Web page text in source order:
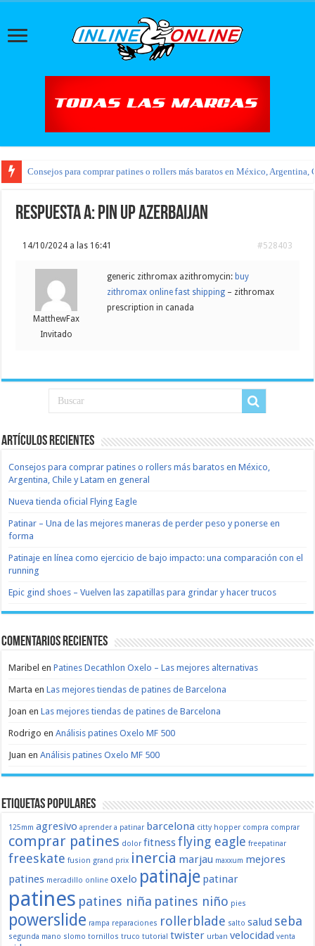
Consejos para comprar patines o rollers más baratos en México, Argentina,
Respuesta a: pin up azerbaijan
14/10/2024 a las 16:41 #528403
MatthewFax
Invitado
generic zithromax azithromycin: buy
zithromax online fast shipping – zithromax
prescription in canada
Artículos recientes
Consejos para comprar patines o rollers más baratos en México,
Argentina, Chile y Latam en general
Nueva tienda oficial Flying Eagle
Patinar – Una de las mejores maneras de perder peso y ponerse en
forma
Patinaje en línea como ejercicio de bajo impacto: una comparación con el
running
Epic gind shoes – Vuelven las zapatillas para grindar y hacer trucos
Comentarios recientes
Maribel enPatines Decathlon Oxelo – Las mejores alternativas
Marta enLas mejores tiendas de patines de Barcelona
Joan enLas mejores tiendas de patines de Barcelona
Rodrigo enAnálisis patines Oxelo MF 500
Juan enAnálisis patines Oxelo MF 500
Etiquetas populares
125mm agresivo aprender a patinar barcelona citty hopper compra comprar
comprar patines dolor fitnessflying eagle freepatinar
freeskate fusion grand prix inercia marjau maxxum mejores
patines mercadillo online oxelo patinaje patinar
patines patines niña patines niño pies
powerslide rampa reparaciones rollerblade salto salud seba
segunda mano slomo tornillos truco tutorial twister urban velocidad venta